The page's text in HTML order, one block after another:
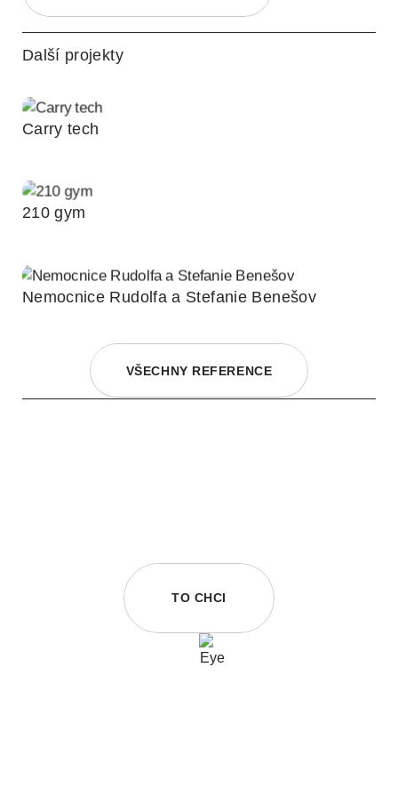
Další projekty
Carry tech
210 gym
Nemocnice Rudolfa a Stefanie Benešov
VŠECHNY REFERENCE
TO CHCI